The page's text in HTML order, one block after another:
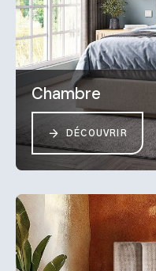
Chambre
DÉCOUVRIR